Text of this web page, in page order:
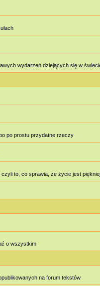
wydarzeń dziejących się w
po prostu przydatne rzeczy
to, co sprawia, że życie jest
o wszystkim
na forum tekstów